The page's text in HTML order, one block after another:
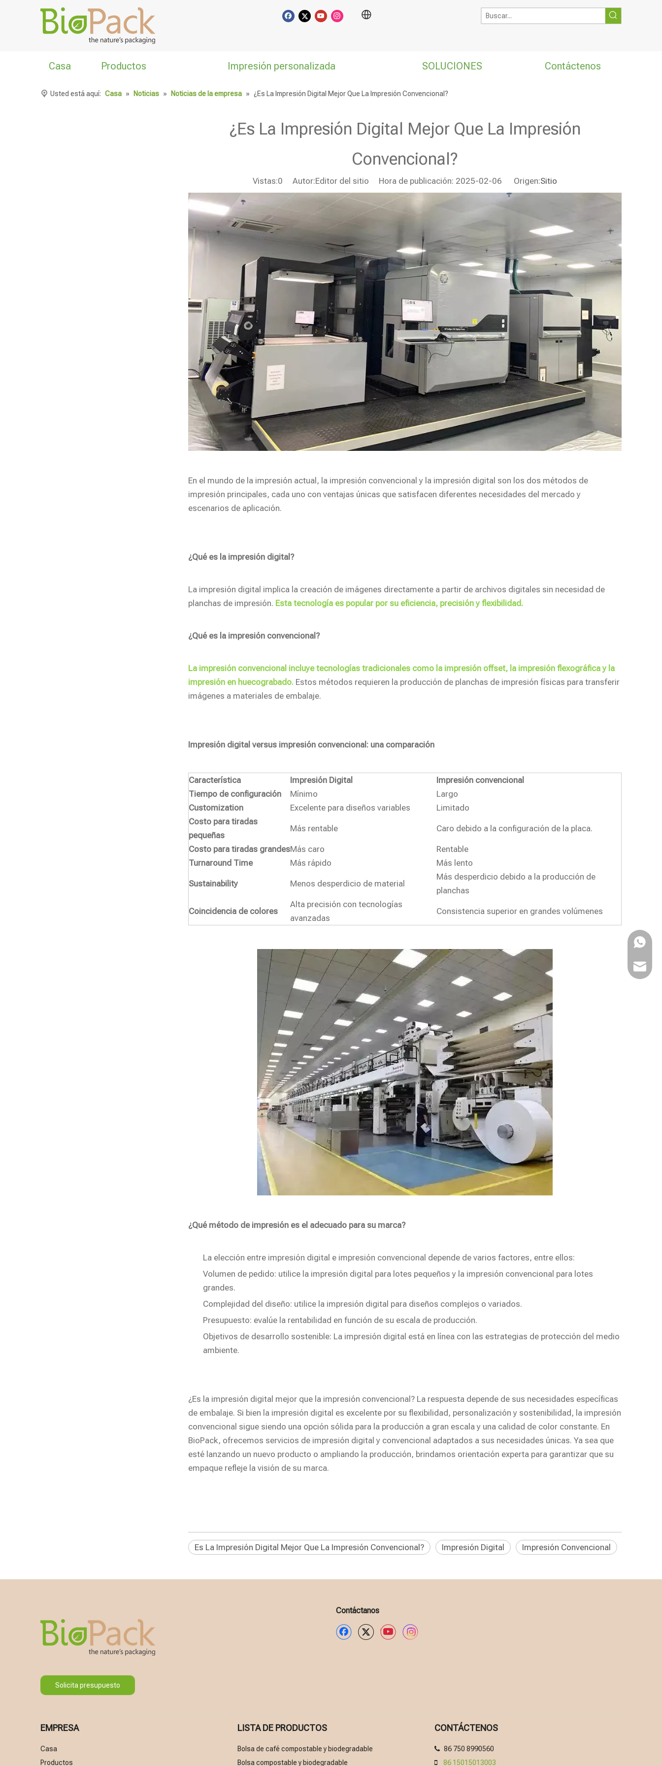
Casa Productos Impresión personalizada SOLUCIONES Contáctenos
Usted está aquí: Casa » Noticias » Noticias de la empresa » ¿Es La Impresión Digital Mejor Que La Impresión Convencional?
¿Es La Impresión Digital Mejor Que La Impresión
Convencional?
Vistas:0 Autor:Editor del sitio Hora de publicación: 2025-02-06 Origen:Sitio
En el mundo de la impresión actual, la impresión convencional y la impresión digital son los dos métodos de
impresión principales, cada uno con ventajas únicas que satisfacen diferentes necesidades del mercado y
escenarios de aplicación.
¿Qué es la impresión digital?
La impresión digital implica la creación de imágenes directamente a partir de archivos digitales sin necesidad de
planchas de impresión. Esta tecnología es popular por su eficiencia, precisión y flexibilidad.
¿Qué es la impresión convencional?
La impresión convencional incluye tecnologías tradicionales como la impresión offset, la impresión flexográfica y la
impresión en huecograbado. Estos métodos requieren la producción de planchas de impresión físicas para transferir
imágenes a materiales de embalaje.
Impresión digital versus impresión convencional: una comparación
Característica Impresión Digital
Impresión convencional
Tiempo de configuración
Mínimo
Largo
Customization
Excelente para diseños variables
Limitado
Costo para tiradas
pequeñas
Más rentable Caro debido a la configuración de la placa.
Costo para tiradas grandesMás caro
Rentable
Turnaround Time
Más rápido Más lento
Sustainability Menos desperdicio de material
Más desperdicio debido a la producción de
planchas
Coincidencia de colores
Alta precisión con tecnologías
avanzadas
Consistencia superior en grandes volúmenes
¿Qué método de impresión es el adecuado para su marca?
La elección entre impresión digital e impresión convencional depende de varios factores, entre ellos:
Volumen de pedido: utilice la impresión digital para lotes pequeños y la impresión convencional para lotes
grandes.
Complejidad del diseño: utilice la impresión digital para diseños complejos o variados.
Presupuesto: evalúe la rentabilidad en función de su escala de producción.
Objetivos de desarrollo sostenible: La impresión digital está en línea con las estrategias de protección del medio
ambiente.
¿Es la impresión digital mejor que la impresión convencional? La respuesta depende de sus necesidades específicas
de embalaje. Si bien la impresión digital es excelente por su flexibilidad, personalización y sostenibilidad, la impresión
convencional sigue siendo una opción sólida para la producción a gran escala y una calidad de color constante. En
BioPack, ofrecemos servicios de impresión digital y convencional adaptados a sus necesidades únicas. Ya sea que
esté lanzando un nuevo producto o ampliando la producción, brindamos orientación experta para garantizar que su
empaque refleje la visión de su marca.
Es La Impresión Digital Mejor Que La Impresión Convencional? Impresión Digital Impresión Convencional
Contáctanos
Solicita presupuesto
EMPRESA
Casa
Productos
LISTA DE PRODUCTOS
Bolsa de café compostable y biodegradable
Bolsa compostable y biodegradable
Email
CONTÁCTENOS
 86 750 8990560
 86 15015013003